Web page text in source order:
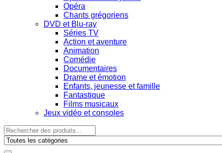
Opéra
Chants grégoriens
DVD et Blu-ray
Séries TV
Action et aventure
Animation
Comédie
Documentaires
Drame et émotion
Enfants, jeunesse et famille
Fantastique
Films musicaux
Jeux vidéo et consoles